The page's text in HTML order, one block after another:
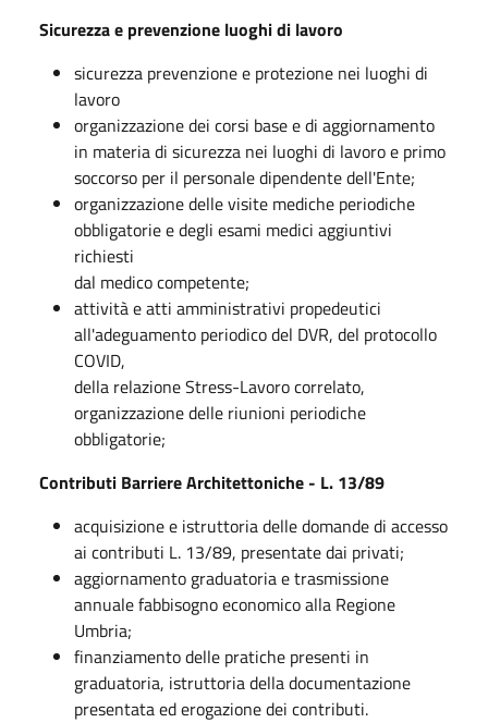
Sicurezza e prevenzione luoghi di lavoro
sicurezza prevenzione e protezione nei luoghi di
lavoro
organizzazione dei corsi base e di aggiornamento
in materia di sicurezza nei luoghi di lavoro e primo
soccorso per il personale dipendente dell'Ente;
organizzazione delle visite mediche periodiche
obbligatorie e degli esami medici aggiuntivi
richiesti
dal medico competente;
attività e atti amministrativi propedeutici
all'adeguamento periodico del DVR, del protocollo
COVID,
della relazione Stress-Lavoro correlato,
organizzazione delle riunioni periodiche
obbligatorie;
Contributi Barriere Architettoniche - L. 13/89
acquisizione e istruttoria delle domande di accesso
ai contributi L. 13/89, presentate dai privati;
aggiornamento graduatoria e trasmissione
annuale fabbisogno economico alla Regione
Umbria;
finanziamento delle pratiche presenti in
graduatoria, istruttoria della documentazione
presentata ed erogazione dei contributi.